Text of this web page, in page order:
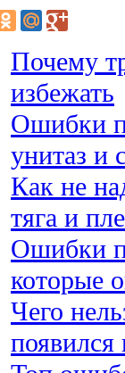
Почему
избежать
Ошибки
унитаз и
Как не
тяга и
Ошибки
которые
Чего
появился